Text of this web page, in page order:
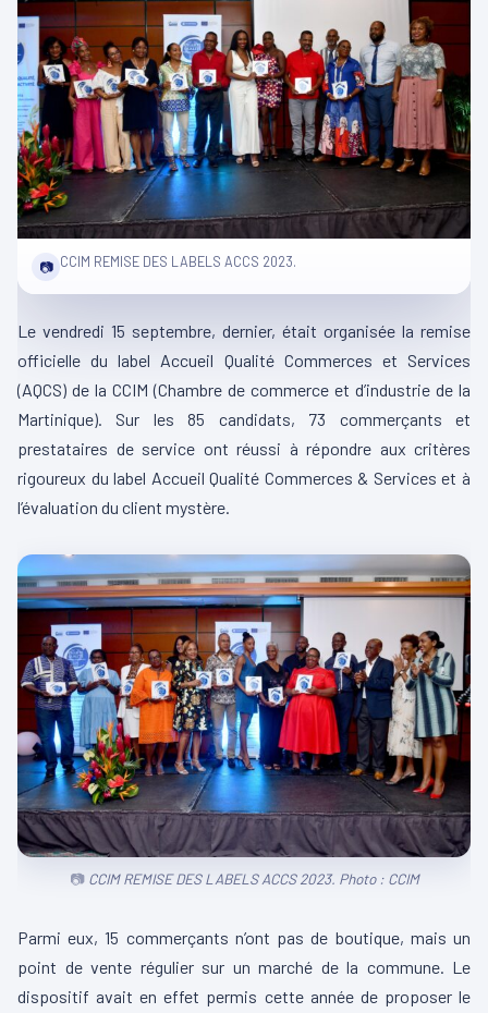
📷 CCIM REMISE DES LABELS ACCS 2023.
Le vendredi 15 septembre, dernier, était organisée la remise
officielle du label Accueil Qualité Commerces et Services
(AQCS) de la CCIM (Chambre de commerce et d’industrie de la
Martinique). Sur les 85 candidats, 73 commerçants et
prestataires de service ont réussi à répondre aux critères
rigoureux du label Accueil Qualité Commerces & Services et à
l’évaluation du client mystère.
CCIM REMISE DES LABELS ACCS 2023. Photo : CCIM
Parmi eux, 15 commerçants n’ont pas de boutique, mais un
point de vente réguliersur un marché de la commune.
Le
dispositif avait en effet permis cette année de proposer le